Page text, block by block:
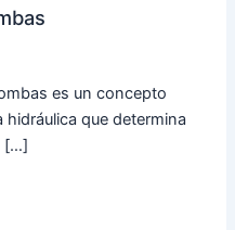
es un concepto
que determina
[…]